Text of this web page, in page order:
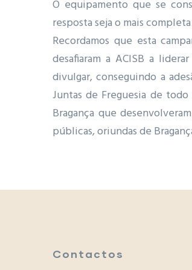
O equipamento que se
resposta seja o mais
Recordamos que esta
desafiaram a ACISB a
divulgar, conseguindo a
Juntas de Freguesia de
Bragança que
públicas, oriundas de
Contactos